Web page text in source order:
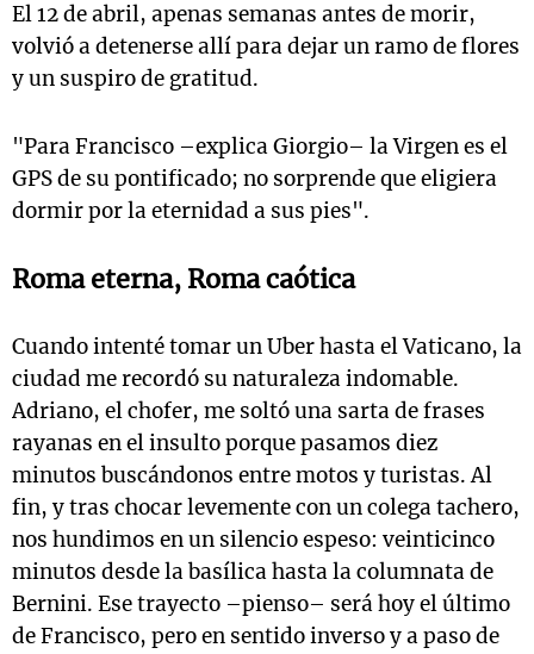
El 12 de abril, apenas semanas antes de morir,
volvió a detenerse allí para dejar un ramo de flores
y un suspiro de gratitud.
"Para Francisco –explica Giorgio– la Virgen es el
GPS de su pontificado; no sorprende que eligiera
dormir por la eternidad a sus pies".
Roma eterna, Roma caótica
Cuando intenté tomar un Uber hasta el Vaticano, la
ciudad me recordó su naturaleza indomable.
Adriano, el chofer, me soltó una sarta de frases
rayanas en el insulto porque pasamos diez
minutos buscándonos entre motos y turistas. Al
fin, y tras chocar levemente con un colega tachero,
nos hundimos en un silencio espeso: veinticinco
minutos desde la basílica hasta la columnata de
Bernini. Ese trayecto –pienso– será hoy el último
de Francisco, pero en sentido inverso y a paso de